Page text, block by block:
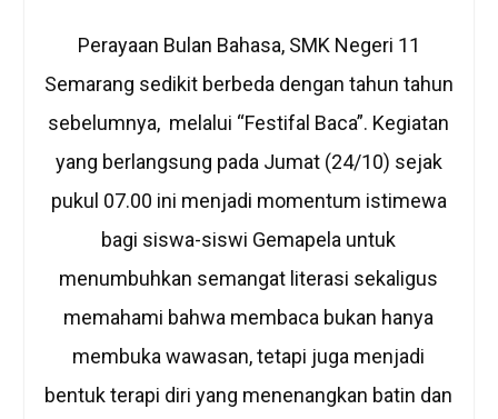
Perayaan Bulan Bahasa, SMK Negeri 11
Semarang sedikit berbeda dengan tahun tahun
sebelumnya, melalui “Festifal Baca”. Kegiatan
yang berlangsung pada Jumat (24/10) sejak
pukul 07.00 ini menjadi momentum istimewa
bagi siswa-siswi Gemapela untuk
menumbuhkan semangat literasi sekaligus
memahami bahwa membaca bukan hanya
membuka wawasan, tetapi juga menjadi
bentuk terapi diri yang menenangkan batin dan